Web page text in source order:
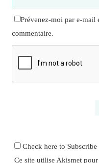
Prévenez-moi par e-mail
commentaire.
Check here to
Ce site utilise Akismet